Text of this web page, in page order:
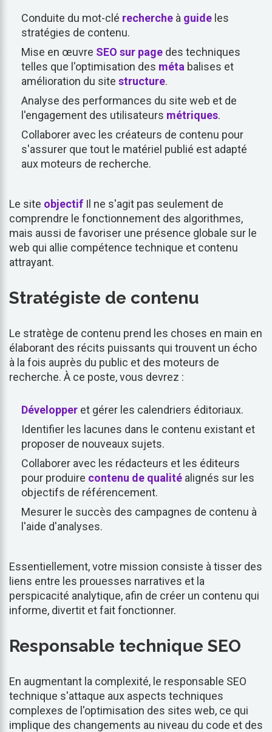
Conduite du mot-clé recherche à guide les
stratégies de contenu.
Mise en œuvre SEO sur page des techniques
telles que l'optimisation des méta balises et
amélioration du site structure.
Analyse des performances du site web et de
l'engagement des utilisateurs métriques.
Collaborer avec les créateurs de contenu pour
s'assurer que tout le matériel publié est adapté
aux moteurs de recherche.
Le site objectif Il ne s'agit pas seulement de
comprendre le fonctionnement des algorithmes,
mais aussi de favoriser une présence globale sur le
web qui allie compétence technique et contenu
attrayant.
Stratégiste de contenu
Le stratège de contenu prend les choses en main en
élaborant des récits puissants qui trouvent un écho
à la fois auprès du public et des moteurs de
recherche. À ce poste, vous devrez :
Développer et gérer les calendriers éditoriaux.
Identifier les lacunes dans le contenu existant et
proposer de nouveaux sujets.
Collaborer avec les rédacteurs et les éditeurs
pour produire contenu de qualité alignés sur les
objectifs de référencement.
Mesurer le succès des campagnes de contenu à
l'aide d'analyses.
Essentiellement, votre mission consiste à tisser des
liens entre les prouesses narratives et la
perspicacité analytique, afin de créer un contenu qui
informe, divertit et fait fonctionner.
Responsable technique SEO
En augmentant la complexité, le responsable SEO
technique s'attaque aux aspects techniques
complexes de l'optimisation des sites web, ce qui
implique des changements au niveau du code et des